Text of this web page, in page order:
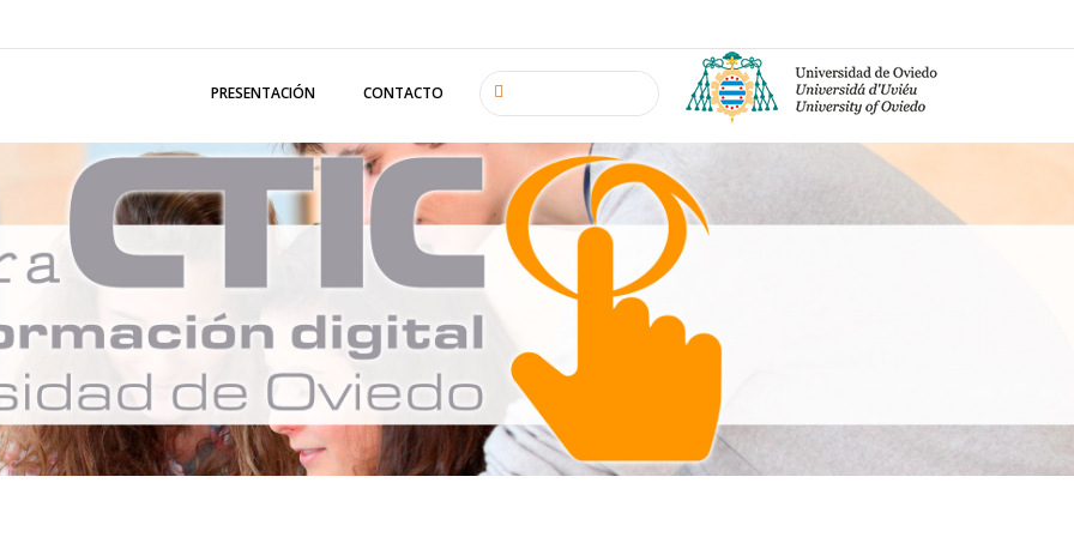
Buscar
PRESENTACIÓN CONTACTO